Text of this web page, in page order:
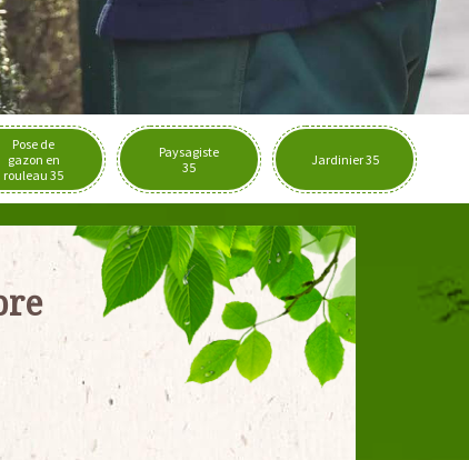
Pose de
gazon en
rouleau 35
Paysagiste
35
Jardinier 35